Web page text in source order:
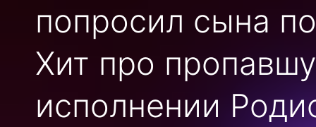
попросил сына
Хит про
исполнении